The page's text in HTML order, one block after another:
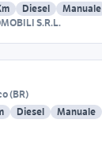
Diesel Manuale
S.R.L.
(BR)
Diesel Manuale